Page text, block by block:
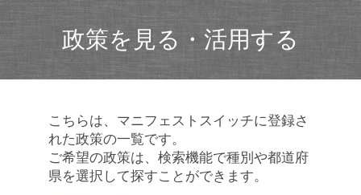
政策を見る・活用する
こちらは、マニフェストスイッチに登録さ
れた政策の一覧です。
ご希望の政策は、検索機能で種別や都道府
県を選択して探すことができます。